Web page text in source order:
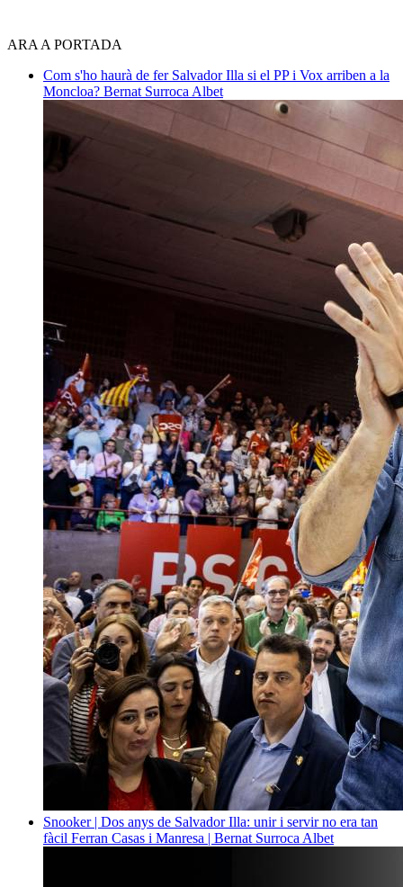
ARA A PORTADA
Com s'ho haurà de fer Salvador Illa si el PP i Vox arriben a la
Moncloa? Bernat Surroca Albet
Snooker | Dos anys de Salvador Illa: unir i servir no era tan
fàcil Ferran Casas i Manresa | Bernat Surroca Albet